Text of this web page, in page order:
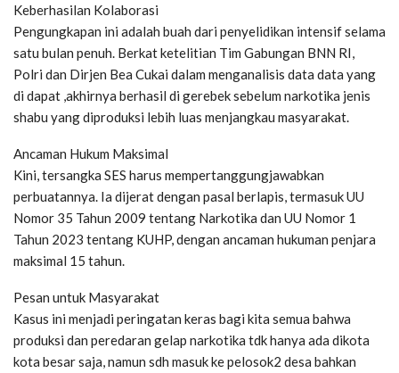
Keberhasilan Kolaborasi
Pengungkapan ini adalah buah dari penyelidikan intensif selama
satu bulan penuh. Berkat ketelitian Tim Gabungan BNN RI,
Polri dan Dirjen Bea Cukai dalam menganalisis data data yang
di dapat ,akhirnya berhasil di gerebek sebelum narkotika jenis
shabu yang diproduksi lebih luas menjangkau masyarakat.
Ancaman Hukum Maksimal
Kini, tersangka SES harus mempertanggungjawabkan
perbuatannya. Ia dijerat dengan pasal berlapis, termasuk UU
Nomor 35 Tahun 2009 tentang Narkotika dan UU Nomor 1
Tahun 2023 tentang KUHP, dengan ancaman hukuman penjara
maksimal 15 tahun.
Pesan untuk Masyarakat
Kasus ini menjadi peringatan keras bagi kita semua bahwa
produksi dan peredaran gelap narkotika tdk hanya ada dikota
kota besar saja, namun sdh masuk ke pelosok2 desa bahkan